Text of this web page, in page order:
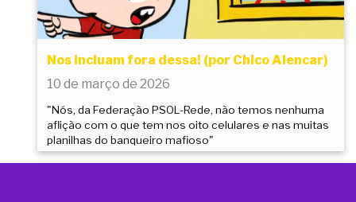
Nos incluam fora dessa! (por Chico Alencar)
10 de março de 2026
"Nós, da Federação PSOL-Rede, não temos nenhuma
aflição com o que tem nos oito celulares e nas muitas
planilhas do banqueiro mafioso"